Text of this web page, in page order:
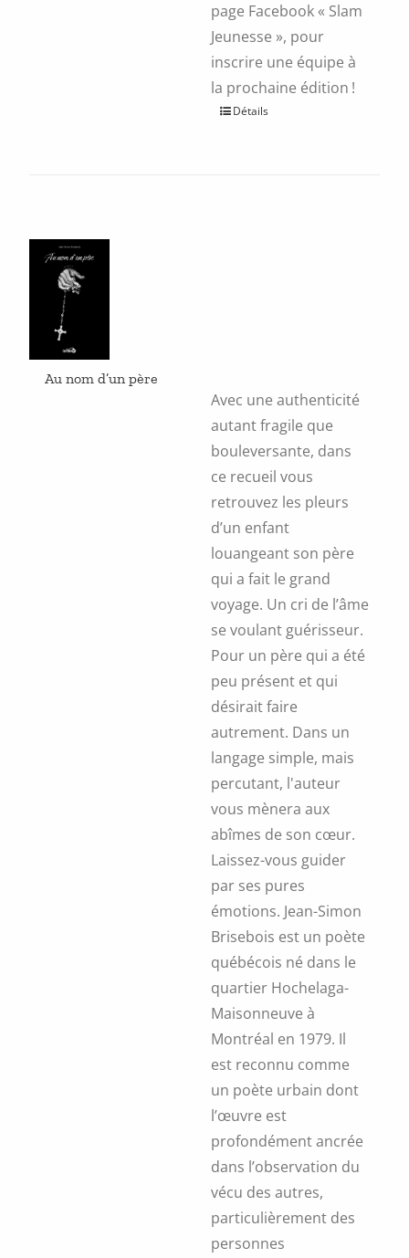
page Facebook « Slam
Jeunesse », pour
inscrire une équipe à
la prochaine édition !
Détails
Au nom d’un père
Avec une authenticité
autant fragile que
bouleversante, dans
ce recueil vous
retrouvez les pleurs
d’un enfant
louangeant son père
qui a fait le grand
voyage. Un cri de l’âme
se voulant guérisseur.
Pour un père qui a été
peu présent et qui
désirait faire
autrement. Dans un
langage simple, mais
percutant, l'auteur
vous mènera aux
abîmes de son cœur.
Laissez-vous guider
par ses pures
émotions. Jean-Simon
Brisebois est un poète
québécois né dans le
quartier Hochelaga-
Maisonneuve à
Montréal en 1979. Il
est reconnu comme
un poète urbain dont
l’œuvre est
profondément ancrée
dans l’observation du
vécu des autres,
particulièrement des
personnes